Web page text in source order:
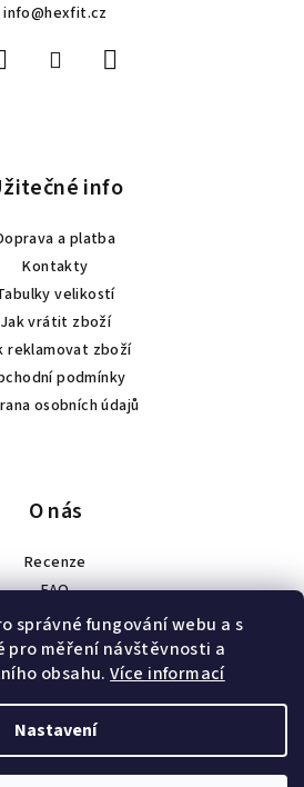
správné fungování webu a s
pro měření návštěvnosti a
obsahu.Více informací
Nastavení
info@hexfit.cz
info
a platba
Kontakty
velikostí
Jak vrátit zboží
reklamovat zboží
podmínky
osobních údajů
O nás
Recenze
FAQ
Spolupráce
Náš příběh
a zakázková výroba